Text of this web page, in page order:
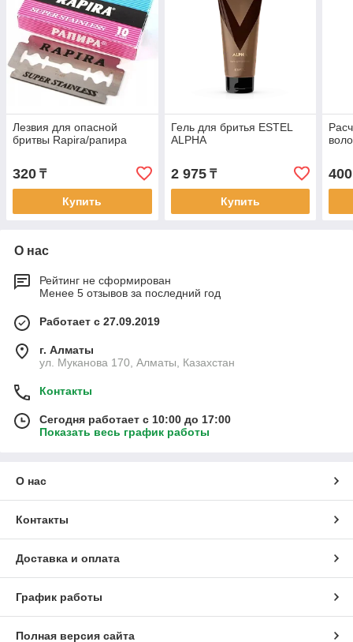
Лезвия для опасной
бритвы Rapira/рапира
320 ₸
Купить
Гель для бритья ESTEL
ALPHA
2 975₸
Купить
400
О нас
Рейтинг не сформирован
Менее 5 отзывов за последний год
Работает с 27.09.2019
г. Алматы
ул. Муканова 170, Алматы, Казахстан
Контакты
Сегодня работает с 10:00 до 17:00
Показать весь график работы
О нас
Контакты
Доставка и оплата
График работы
Полная версия сайта